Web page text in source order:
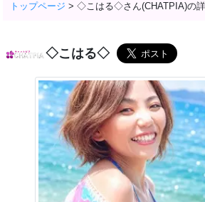
トップページ > ◇こはる◇さん(CHATPIA)の
◇こはる◇